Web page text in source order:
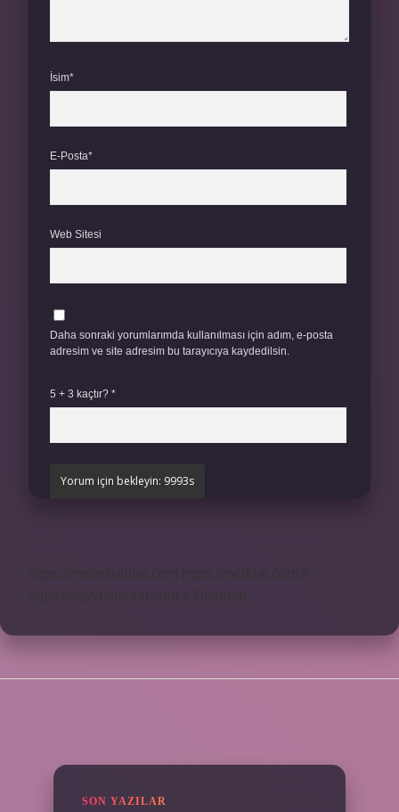
İsim*
E-Posta*
Web Sitesi
Daha sonraki yorumlarımda kullanılması için adım, e-posta
adresim ve site adresim bu tarayıcıya kaydedilsin.
5 + 3 kaçtır? *
SON YAZILAR